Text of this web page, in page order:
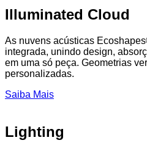
Illuminated Cloud
As nuvens acústicas
integrada, unindo design,
em uma só peça. Geometrias
personalizadas.
Saiba Mais
Lighting